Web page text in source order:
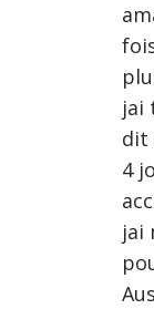
jai
dit
4
jai